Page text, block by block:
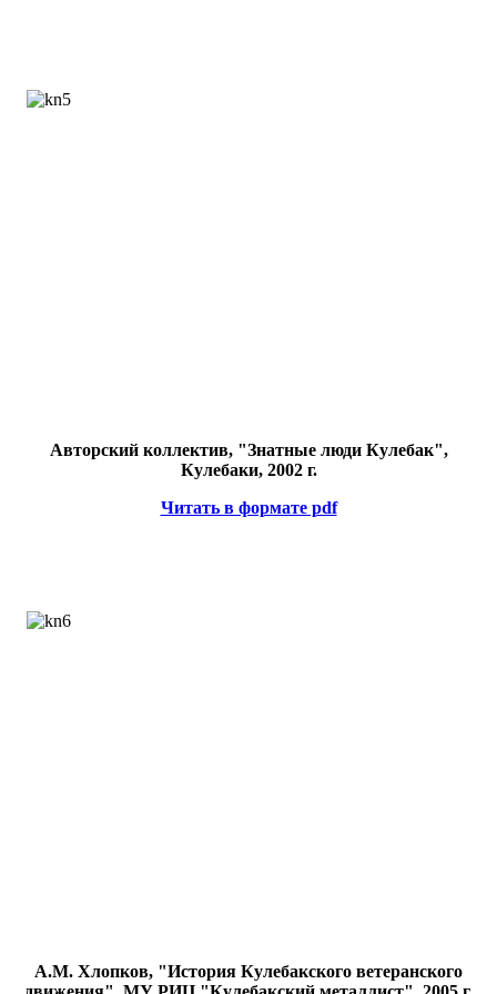
Авторский коллектив, "Знатные люди Кулебак",
Кулебаки, 2002 г.
Читать в формате pdf
А.М. Хлопков, "История Кулебакского ветеранского